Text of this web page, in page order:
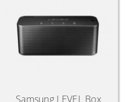
Samsung LEVEL Box